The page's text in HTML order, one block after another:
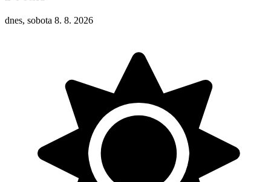
dnes, sobota 8. 8. 2026